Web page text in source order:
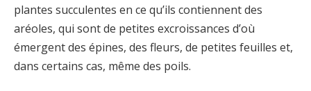
plantes succulentes en ce qu’ils contiennent des
aréoles, qui sont de petites excroissances d’où
émergent des épines, des fleurs, de petites feuilles et,
dans certains cas, même des poils.